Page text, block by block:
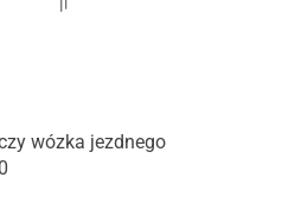
wózka jezdnego